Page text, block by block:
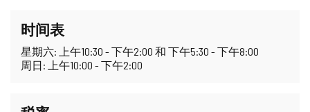
时间表
星期六: 上午10:30 - 下午2:00 和 下午5:30 - 下午8:00
周日: 上午10:00 - 下午2:00